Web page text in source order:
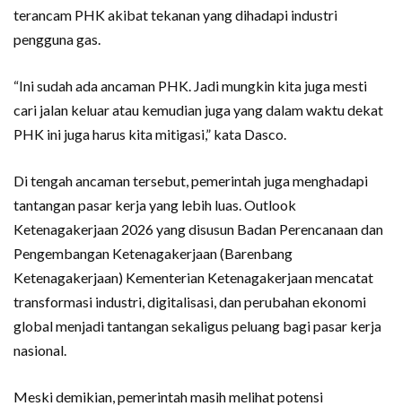
terancam PHK akibat tekanan yang dihadapi industri
pengguna gas.
“Ini sudah ada ancaman PHK. Jadi mungkin kita juga mesti
cari jalan keluar atau kemudian juga yang dalam waktu dekat
PHK ini juga harus kita mitigasi,” kata Dasco.
Di tengah ancaman tersebut, pemerintah juga menghadapi
tantangan pasar kerja yang lebih luas. Outlook
Ketenagakerjaan 2026 yang disusun Badan Perencanaan dan
Pengembangan Ketenagakerjaan (Barenbang
Ketenagakerjaan) Kementerian Ketenagakerjaan mencatat
transformasi industri, digitalisasi, dan perubahan ekonomi
global menjadi tantangan sekaligus peluang bagi pasar kerja
nasional.
Meski demikian, pemerintah masih melihat potensi